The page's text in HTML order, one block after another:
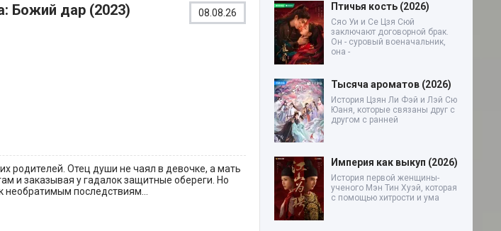
Божий дар (2023) 08.08.26
родителей. Отец души не чаял в девочке, а мать
и заказывая у гадалок защитные обереги. Но
необратимым последствиям…
Птичья кость (2026)
Сяо Уи и Се Цзя Сюй
заключают договорной брак.
Он - суровый военачальник,
она -
Тысяча ароматов (2026)
История Цзян Ли Фэй и Лэй Сю
Юаня, которые связаны друг с
другом с ранней
Империя как выкуп (2026)
История первой женщины-
ученого Мэн Тин Хуэй, которая
с помощью хитрости и ума